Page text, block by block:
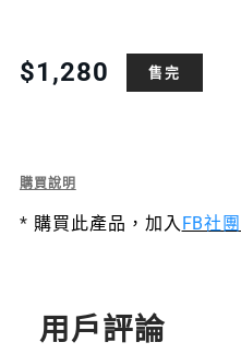
Translation
missing:
$1,280 售完
FOR
URBAN
用
配
納
FOR
URBAN
配
納
Description
Urban
購買說明
* 購買此產品，加入 FB社團
用戶評論